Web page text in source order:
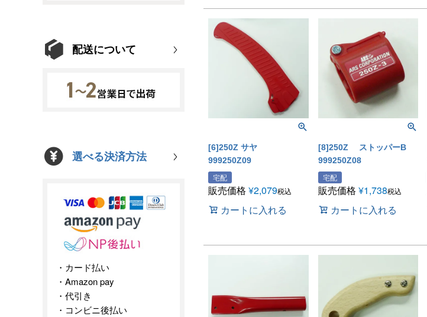
配送について
選べる決済方法
カード払い
Amazon pay
代引き
コンビニ後払い
[6]250Z サヤ
999250Z09
宅配
販売価格 ¥2,079税込
カートに入れる
[8]250Z ストッパーB
999250Z08
宅配
販売価格 ¥1,738税込
カートに入れる